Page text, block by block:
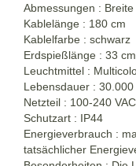
Abmessungen :
Kablelänge : 180 cm
Kablelfarbe : schwarz
Erdspießlänge : 33 cm
Leuchtmittel :
Lebensdauer : 30.000
Netzteil : 100-240
Schutzart : IP44
Energieverbrauch :
tatsächlicher